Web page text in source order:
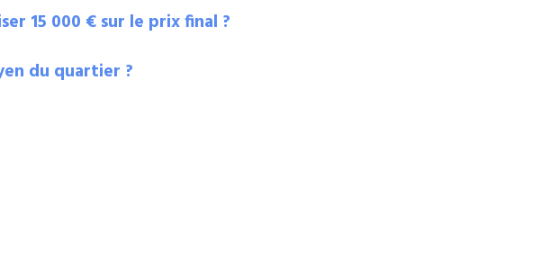
15 000 € sur le prix final ?
du quartier ?